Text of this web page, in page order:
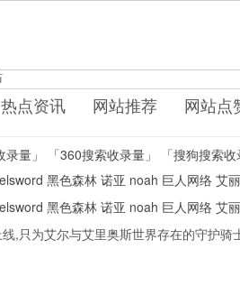
热点资讯 网站推荐 网站点
录量」 「360搜索收录量」 「搜狗搜索收
elsword 黑色森林 诺亚 noah 巨人网络 艾
elsword 黑色森林 诺亚 noah 巨人网络 艾
,只为艾尔与艾里奥斯世界存在的守护